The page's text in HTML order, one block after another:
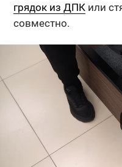
грядок из ДПКили
совместно.